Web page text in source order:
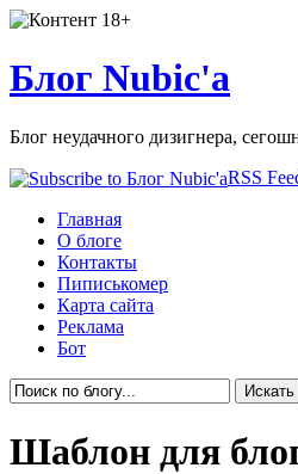
Блог Nubic'а
Блог неудачного дизигнера,
RSS
Главная
О блоге
Контакты
Пиписькомер
Карта сайта
Реклама
Бот
Шаблон для